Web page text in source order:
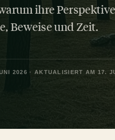
ihre
Beweise und Zeit.
2026 · AKTUALISIERT AM 17.